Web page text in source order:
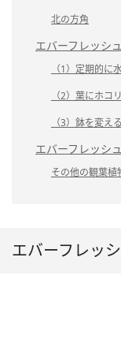
北の方角
エバーフレッシ
（1）定期的に
（2）葉にホコ
（3）鉢を変える
エバーフレッシ
その他の観葉植
エバーフレッ